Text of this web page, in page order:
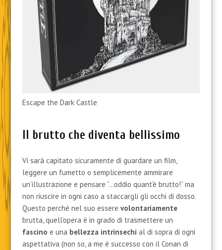
Escape the Dark Castle
Il brutto che diventa bellissimo
Vi sarà capitato sicuramente di guardare un film,
leggere un fumetto o semplicemente ammirare
un’illustrazione e pensare “…oddio quant’è brutto!” ma
non riuscire in ogni caso a staccargli gli occhi di dosso.
Questo perché nel suo essere volontariamente
brutta, quell’opera è in grado di trasmettere un
fascino e una bellezza intrinsechi al di sopra di ogni
aspettativa (non so, a me è successo con il Conan di